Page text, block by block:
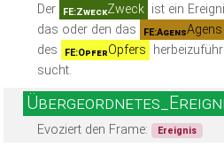
Der FE:ZweckZweck ist ein
das oder den das
FE:AgensAgens
des
FE:OpferOpfers
sucht.
Evoziert den Frame:
Ereignis